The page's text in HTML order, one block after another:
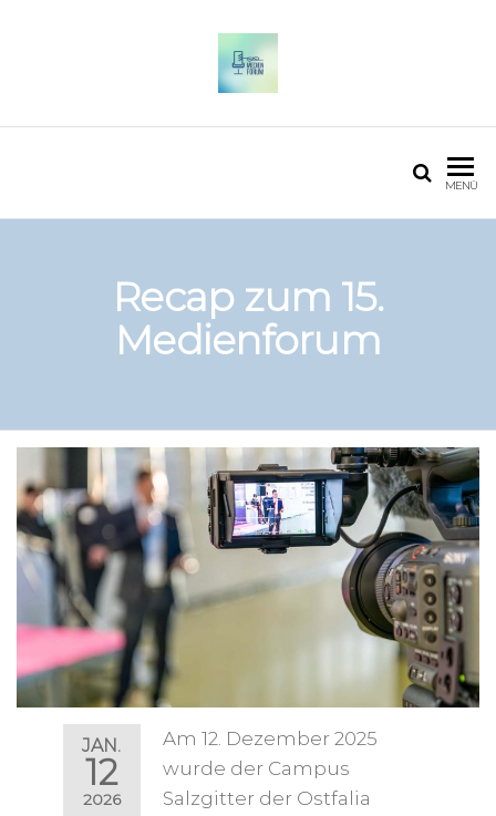
MENÜ
Recap zum 15.
Medienforum
JAN.
12
2026
Am 12. Dezember 2025
wurde der Campus
Salzgitter der Ostfalia